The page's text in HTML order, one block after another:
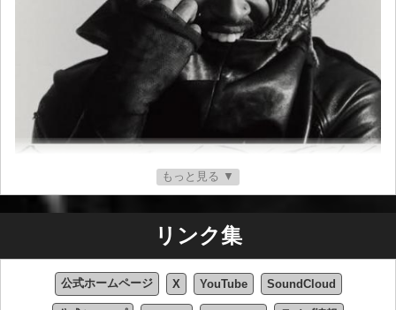
もっと見る ▼
リンク集
公式ホームページ X YouTube SoundCloud